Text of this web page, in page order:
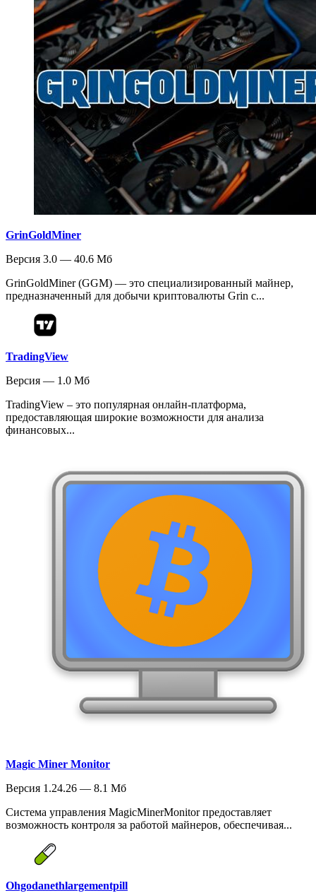
GrinGoldMiner
Версия 3.0 — 40.6 Мб
GrinGoldMiner (GGM) — это специализированный майнер,
предназначенный для добычи криптовалюты Grin с...
TradingView
Версия — 1.0 Мб
TradingView – это популярная онлайн-платформа,
предоставляющая широкие возможности для анализа
финансовых...
Magic Miner Monitor
Версия 1.24.26 — 8.1 Мб
Система управления MagicMinerMonitor предоставляет
возможность контроля за работой майнеров, обеспечивая...
Ohgodanethlargementpill